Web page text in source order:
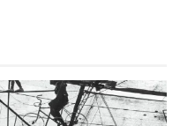
será sede de
a atender